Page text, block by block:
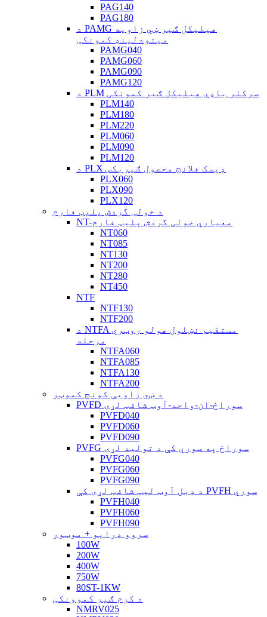
PAG140
PAG180
د PAMG هیلیکل ګیر ښي زاویه
میتودلینډ کمونکی
PAMG040
PAMG060
PAMG090
PAMG120
د PLM سرکلر باډي هیلیکل ګیر کمونکی
PLM140
PLM180
PLM220
PLM060
PLM090
PLM120
د PLX ډیسک فلانج محصول ګیربکس
PLX060
PLX090
PLX120
د خولی گردش پلیټ فارم
NT-معیاري خولی گردش پلیټ فارم
NT060
NT085
NT130
NT200
NT280
NT450
NTF
NTF130
NTF200
د NTFA مستقیم نښلول هولو روټري
مرحله
NTFA060
NTFA085
NTFA130
NTFA200
د ښي زاویې کونج کموټر
PVFD سوراخ-ان-واحد-آوټ شافټ لړۍ
PVFD040
PVFD060
PVFD090
PVFG سوراخ په سوري کې د تولید لړۍ
PVFG040
PVFG060
PVFG090
د ډبل آوټ لیټ شافټ لړۍ کې PVFH سوري
PVFH040
PVFH060
PVFH090
سروو ډرایو + موټور
100W
200W
400W
750W
80ST-1KW
د کرم ګیر کموونکی
NMRV025